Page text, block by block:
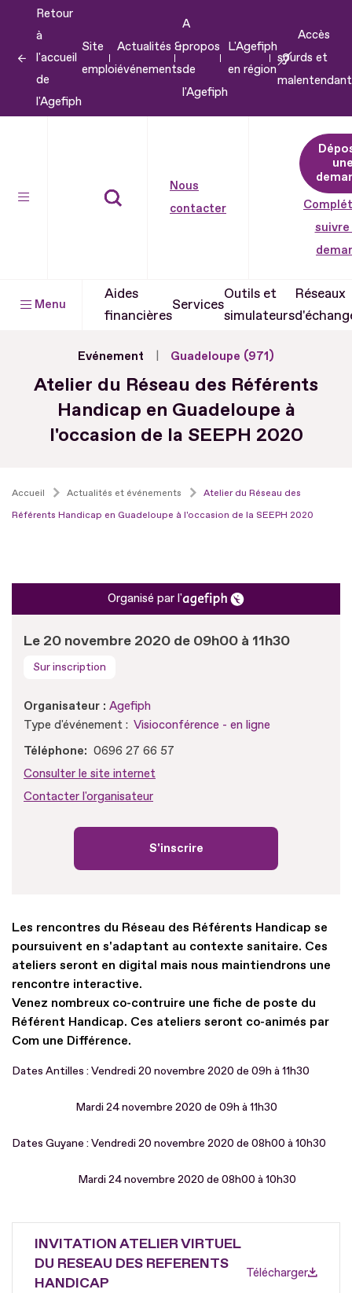
contenu
Retour
à
l'accueil
de
l'Agefiph
Site
emploi
Actualités &
événements
A
propos
de
l'Agefiph
L'Agefiph
en région
Accès
sourds et
Nous
contacter
suivre
Menu
Aides
financières
Services
Outils et
simulateurs
Réseaux
Evénement Guadeloupe (971)
Atelier du Réseau des Référents
Handicap en Guadeloupe à
l'occasion de la SEEPH 2020
Accueil Actualités et événements
Atelier du Réseau des
Référents Handicap en Guadeloupe à l'occasion de la SEEPH 2020
Organisé par l'
Le 20 novembre 2020 de 09h00 à 11h30
Sur inscription
Organisateur : Agefiph
Type d'événement : Visioconférence - en ligne
Téléphone
0696 27 66 57
Consulter le site internet
Contacter l'organisateur
S'inscrire
Les rencontres du Réseau des Référents Handicap se
poursuivent en s'adaptant au contexte sanitaire. Ces
ateliers seront en digital mais nous maintiendrons une
rencontre interactive.
Venez nombreux co-contruire une fiche de poste du
Référent Handicap. Ces ateliers seront co-animés par
Com une Différence.
Dates Antilles : Vendredi 20 novembre 2020 de 09h à 11h30
Mardi 24 novembre 2020 de 09h à 11h30
Dates Guyane : Vendredi 20 novembre 2020 de 08h00 à 10h30
Mardi 24 novembre 2020 de 08h00 à 10h30
INVITATION ATELIER VIRTUEL
DU RESEAU DES REFERENTS
HANDICAP
Télécharger